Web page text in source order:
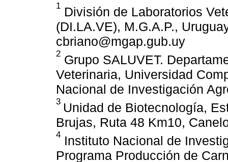
1 División de Laboratorios
(DI.LA.VE), M.G.A.P.,
cbriano@mgap.gub.uy
2 Grupo SALUVET.
Veterinaria, Universidad
Nacional de Investigación
3 Unidad de Biotecnología,
Brujas, Ruta 48 Km10,
4 Instituto Nacional de
Programa Producción de